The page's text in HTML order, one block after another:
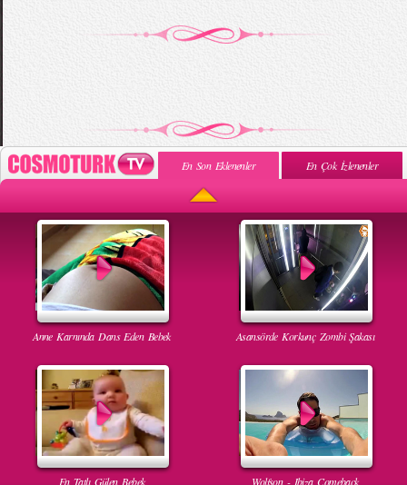
En Son Eklenenler En Çok İzlenenler
Anne Karnında Dans Eden Bebek Asansörde Korkunç Zombi Şakası
En Tatlı Gülen Bebek Wolfson - Ibiza Comeback